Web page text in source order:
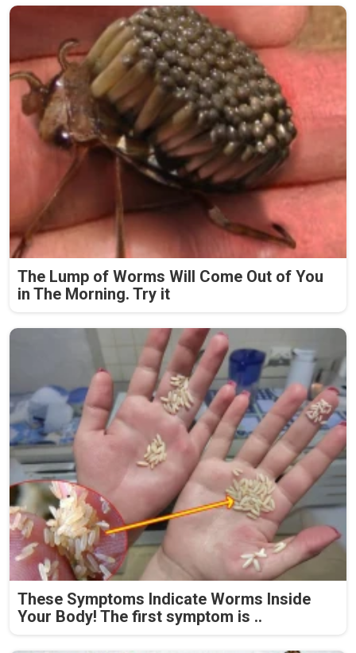
The Lump of Worms Will Come Out of You
in The Morning. Try it
These Symptoms Indicate Worms Inside
Your Body! The first symptom is ..